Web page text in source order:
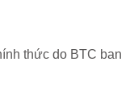
thức do BTC ban